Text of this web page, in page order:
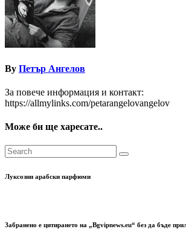
By Петър Ангелов
За повече информация и контакт:
https://allmylinks.com/petarangelovangelov
Може би ще харесате..
Луксозни арабски парфюми
Забранено е цитирането на „Bgvipnews.eu“ без да бъде